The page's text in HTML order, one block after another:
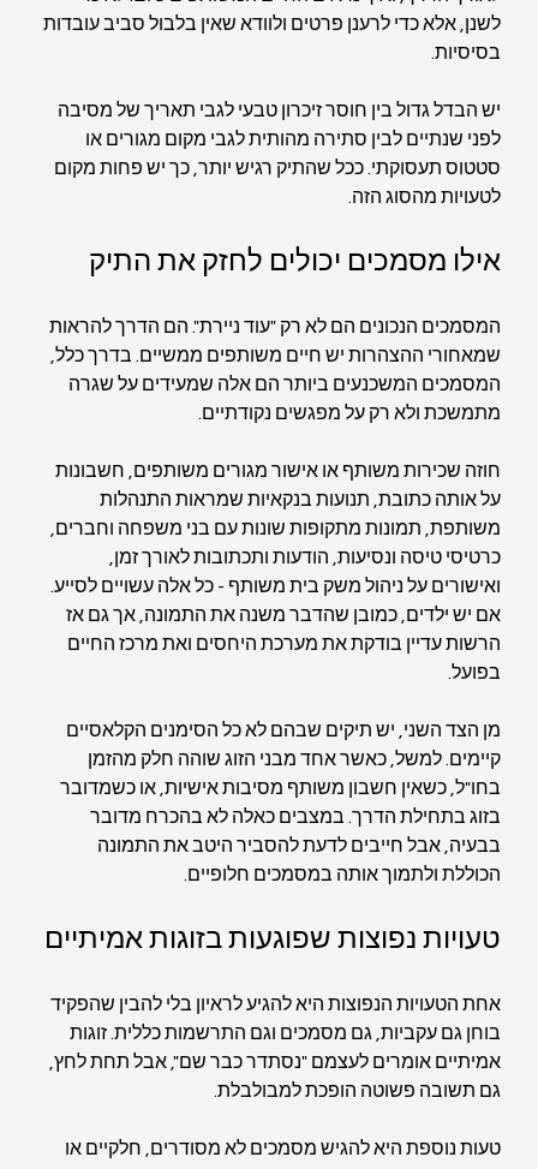
לשנן, אלא כדי לרענן פרטים ולוודא שאין בלבול סביב עובדות
בסיסיות.
יש הבדל גדול בין חוסר זיכרון טבעי לגבי תאריך של מסיבה
לפני שנתיים לבין סתירה מהותית לגבי מקום מגורים או
סטטוס תעסוקתי. ככל שהתיק רגיש יותר, כך יש פחות מקום
לטעויות מהסוג הזה.
אילו מסמכים יכולים לחזק את התיק
המסמכים הנכונים הם לא רק "עוד ניירת". הם הדרך להראות
שמאחורי ההצהרות יש חיים משותפים ממשיים. בדרך כלל,
המסמכים המשכנעים ביותר הם אלה שמעידים על שגרה
מתמשכת ולא רק על מפגשים נקודתיים.
חוזה שכירות משותף או אישור מגורים משותפים, חשבונות
על אותה כתובת, תנועות בנקאיות שמראות התנהלות
משותפת, תמונות מתקופות שונות עם בני משפחה וחברים,
כרטיסי טיסה ונסיעות, הודעות ותכתובות לאורך זמן,
ואישורים על ניהול משק בית משותף - כל אלה עשויים לסייע.
אם יש ילדים, כמובן שהדבר משנה את התמונה, אך גם אז
הרשות עדיין בודקת את מערכת היחסים ואת מרכז החיים
בפועל.
מן הצד השני, יש תיקים שבהם לא כל הסימנים הקלאסיים
קיימים. למשל, כאשר אחד מבני הזוג שוהה חלק מהזמן
בחו"ל, כשאין חשבון משותף מסיבות אישיות, או כשמדובר
בזוג בתחילת הדרך. במצבים כאלה לא בהכרח מדובר
בבעיה, אבל חייבים לדעת להסביר היטב את התמונה
הכוללת ולתמוך אותה במסמכים חלופיים.
טעויות נפוצות שפוגעות בזוגות אמיתיים
אחת הטעויות הנפוצות היא להגיע לראיון בלי להבין שהפקיד
בוחן גם עקביות, גם מסמכים וגם התרשמות כללית. זוגות
אמיתיים אומרים לעצמם "נסתדר כבר שם", אבל תחת לחץ,
גם תשובה פשוטה הופכת למבולבלת.
טעות נוספת היא להגיש מסמכים לא מסודרים, חלקיים או